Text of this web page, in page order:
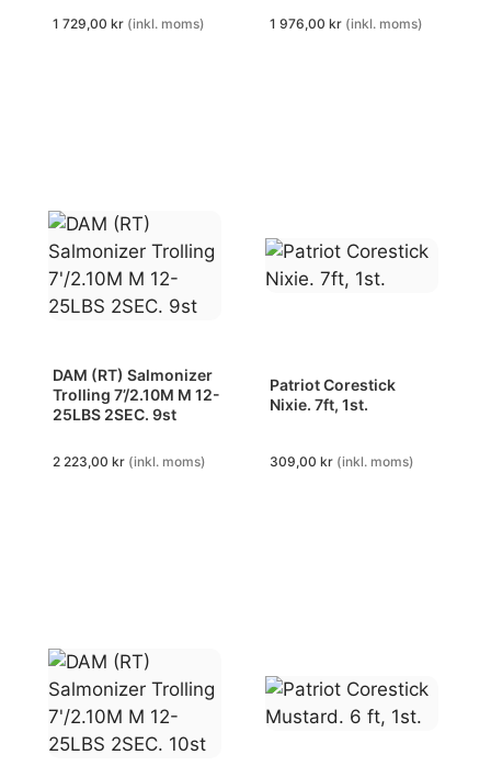
1 729,00 kr (inkl. moms) 1 976,00 kr (inkl. moms)
DAM (RT) Salmonizer
Trolling 7’/2.10M M 12-
25LBS 2SEC. 9st
2 223,00 kr (inkl. moms)
Patriot Corestick
Nixie. 7ft, 1st.
309,00 kr (inkl. moms)